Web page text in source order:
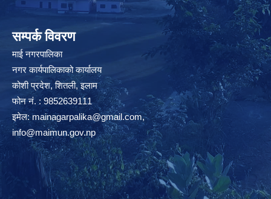
सम्पर्क विवरण
माई नगरपालिका
नगर कार्यपालिकाको कार्यालय
कोशी प्रदेश, शितली, इलाम
फोन नं. : 9852639111
इमेल:mainagarpalika@gmail.com,
info@maimun.gov.np